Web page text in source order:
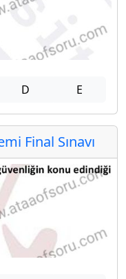
D E
Final Sınavı